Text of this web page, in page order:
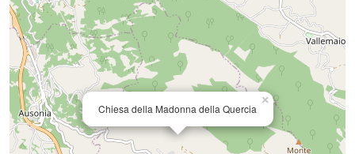
Chiesa della Madonna della Quercia
×